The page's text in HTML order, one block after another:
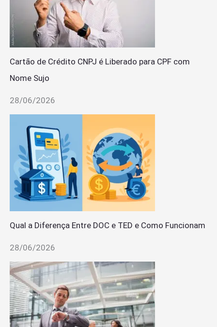
Cartão de Crédito CNPJ é Liberado para CPF com
Nome Sujo
28/06/2026
Qual a Diferença Entre DOC e TED e Como Funcionam
28/06/2026